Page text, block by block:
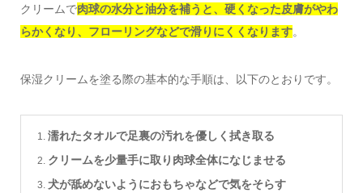
クリームで肉球の水分と油分を補うと、硬くなった皮膚がやわ
らかくなり、フローリングなどで滑りにくくなります。
保湿クリームを塗る際の基本的な手順は、以下のとおりです。
濡れたタオルで足裏の汚れを優しく拭き取る
クリームを少量手に取り肉球全体になじませる
犬が舐めないようにおもちゃなどで気をそらす